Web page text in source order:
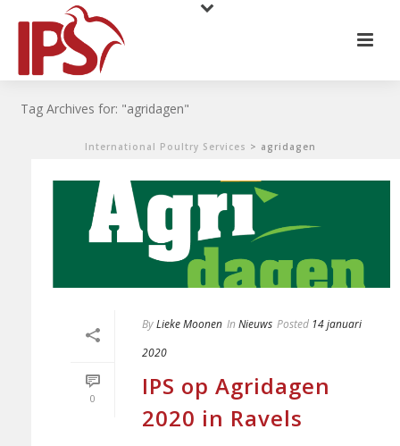
Tag Archives for: "agridagen"
International Poultry Services > agridagen
0
ByLieke Moonen In Nieuws Posted 14 januari
2020
IPS op Agridagen
2020 in Ravels